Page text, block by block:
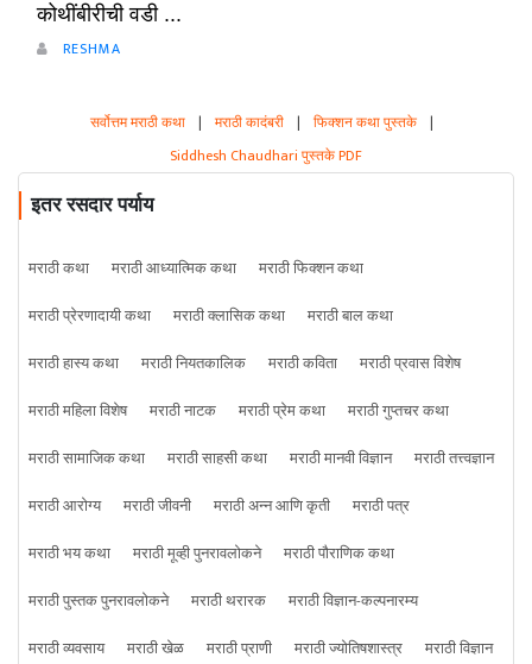
कोथींबीरीची वडी ...
RESHMA
सर्वोत्तम मराठी कथा | मराठी कादंबरी | फिक्शन कथा पुस्तके |
Siddhesh Chaudhari पुस्तके PDF
इतर रसदार पर्याय
मराठी कथा मराठी आध्यात्मिक कथा
मराठी फिक्शन कथा
मराठी प्रेरणादायी कथा
मराठी क्लासिक कथा
मराठी बाल कथा
मराठी हास्य कथा
मराठी नियतकालिक मराठी कविता
मराठी प्रवास विशेष
मराठी महिला विशेष
मराठी नाटक मराठी प्रेम कथा
मराठी गुप्तचर कथा
मराठी सामाजिक कथा
मराठी साहसी कथा मराठी मानवी विज्ञान
मराठी तत्त्वज्ञान
मराठी आरोग्य
मराठी जीवनी मराठी अन्न आणि कृती
मराठी पत्र
मराठी भय कथा
मराठी मूव्ही पुनरावलोकने
मराठी पौराणिक कथा
मराठी पुस्तक पुनरावलोकने
मराठी थरारक
मराठी विज्ञान-कल्पनारम्य
मराठी व्यवसाय
मराठी खेळ मराठी प्राणी मराठी ज्योतिषशास्त्र
मराठी विज्ञान